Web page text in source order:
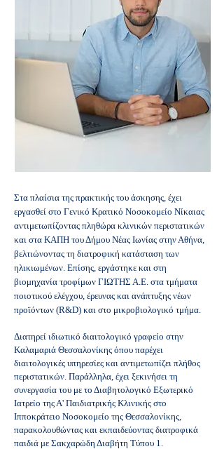
Στα πλαίσια της πρακτικής του άσκησης, έχει
εργασθεί στο Γενικό Κρατικό Νοσοκομείο Νίκαιας
αντιμετωπίζοντας πληθώρα κλινικών περιστατικών
και στα ΚΑΠΗ του Δήμου Νέας Ιωνίας στην Αθήνα,
βελτιώνοντας τη διατροφική κατάσταση των
ηλικιωμένων. Επίσης, εργάστηκε και στη
βιομηχανία τροφίμων ΓΙΩΤΗΣ Α.Ε. στα τμήματα
ποιοτικού ελέγχου, έρευνας και ανάπτυξης νέων
προϊόντων (R&D) και στο μικροβιολογικό τμήμα.
Διατηρεί ιδιωτικό διαιτολογικό γραφείο στην
Καλαμαριά Θεσσαλονίκης όπου παρέχει
διαιτολογικές υπηρεσίες και αντιμετωπίζει πλήθος
περιστατικών. Παράλληλα, έχει ξεκινήσει τη
συνεργασία του με το Διαβητολογικό Εξωτερικό
Ιατρείο της Α' Παιδιατρικής Κλινικής στο
Ιπποκράτειο Νοσοκομείο της Θεσσαλονίκης,
παρακολουθώντας και εκπαιδεύοντας διατροφικά
παιδιά με Σακχαρώδη Διαβήτη Τύπου 1.